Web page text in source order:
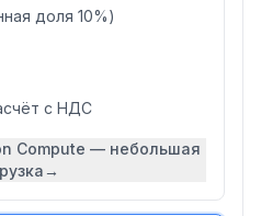
доля 10%)
с НДС
Compute — небольшая
→